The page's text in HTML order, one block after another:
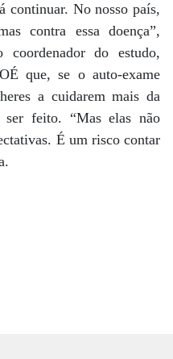
continuar. No nosso país,
contra essa doença”,
do estudo,
que, se o auto-exame
a cuidarem mais da
ser feito. “Mas elas não
É um risco contar